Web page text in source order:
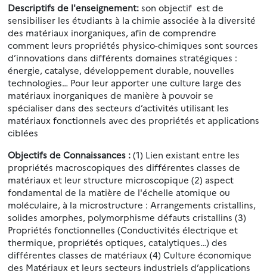
Descriptifs de l'enseignement:son objectif est de
sensibiliser les étudiants à la chimie associée à la diversité
des matériaux inorganiques, afin de comprendre
comment leurs propriétés physico-chimiques sont sources
d’innovations dans différents domaines stratégiques :
énergie, catalyse, développement durable, nouvelles
technologies… Pour leur apporter une culture large des
matériaux inorganiques de manière à pouvoir se
spécialiser dans des secteurs d’activités utilisant les
matériaux fonctionnels avec des propriétés et applications
ciblées
Objectifs deConnaissances :(1) Lien existant entre les
propriétés macroscopiques des différentes classes de
matériaux et leur structure microscopique (2) aspect
fondamental de la matière de l'échelle atomique ou
moléculaire, à la microstructure : Arrangements cristallins,
solides amorphes, polymorphisme défauts cristallins (3)
Propriétés fonctionnelles (Conductivités électrique et
thermique, propriétés optiques, catalytiques…) des
différentes classes de matériaux (4) Culture économique
des Matériaux et leurs secteurs industriels d’applications